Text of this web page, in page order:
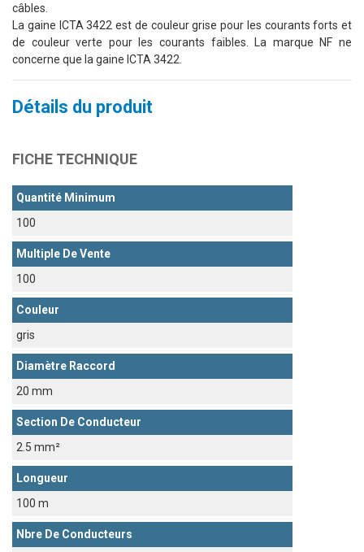
câbles.
La gaine ICTA 3422 est de couleur grise pour les courants forts et
de couleur verte pour les courants faibles. La marque NF ne
concerne que la gaine ICTA 3422.
Détails du produit
FICHE TECHNIQUE
Quantité Minimum
100
Multiple De Vente
100
Couleur
gris
Diamètre Raccord
20 mm
Section De Conducteur
2.5 mm²
Longueur
100 m
Nbre De Conducteurs